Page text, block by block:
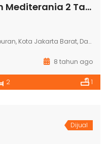
Disewakan Apartemen Mediterania 2 Tanjung Duren
Daerah Khusus Ibukota Jakarta, Indonesia
8 tahun ago
2 1
Dijual